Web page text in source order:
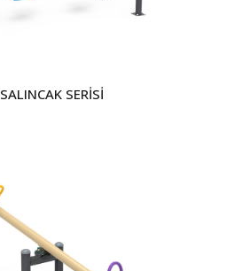
SALINCAK SERİSİ